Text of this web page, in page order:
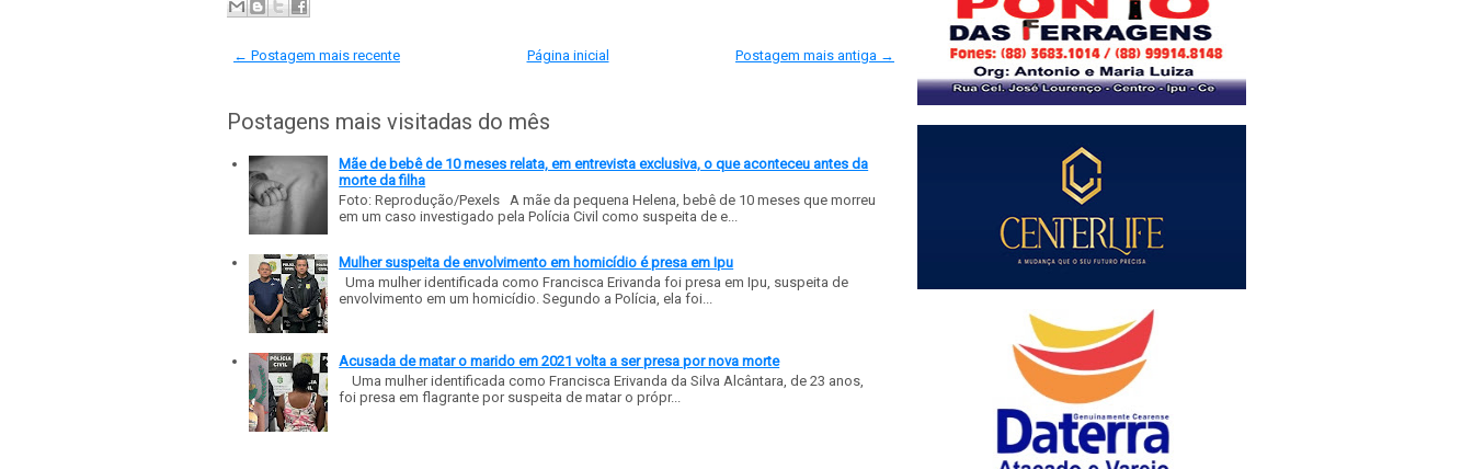
← Postagem mais recente Postagem mais antiga →
Página inicial
Postagens mais visitadas do mês
Mãe de bebê de 10 meses relata, em entrevista exclusiva, o que aconteceu antes da
morte da filha
Foto: Reprodução/Pexels A mãe da pequena Helena, bebê de 10 meses que morreu
em um caso investigado pela Polícia Civil como suspeita de e...
Mulher suspeita de envolvimento em homicídio é presa em Ipu
Uma mulher identificada como Francisca Erivanda foi presa em Ipu, suspeita de
envolvimento em um homicídio. Segundo a Polícia, ela foi...
Acusada de matar o marido em 2021 volta a ser presa por nova morte
Uma mulher identificada como Francisca Erivanda da Silva Alcântara, de 23 anos,
foi presa em flagrante por suspeita de matar o própr...